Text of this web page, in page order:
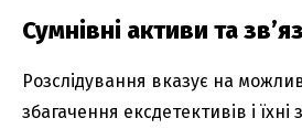
Сумнівні активи та
Розслідування вказує на
збагачення ексдетективів і їхні